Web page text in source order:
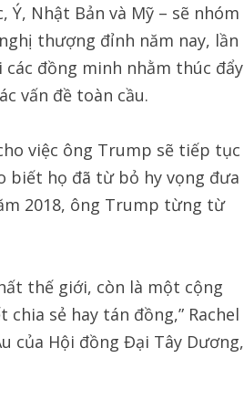
Ý, Nhật Bản và Mỹ – sẽ nhóm
thượng đỉnh năm nay, lần
đồng minh nhằm thúc đẩy
vấn đề toàn cầu.
việc ông Trump sẽ tiếp tục
biết họ đã từ bỏ hy vọng đưa
2018, ông Trump từng từ
thế giới, còn là một cộng
sẻ hay tán đồng,” Rachel
của Hội đồng Đại Tây Dương,